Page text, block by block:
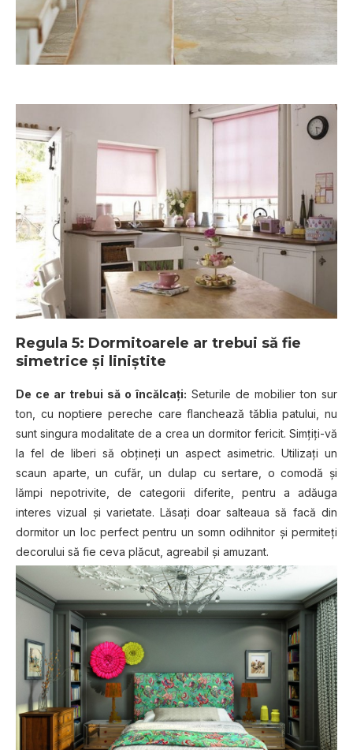
Regula 5: Dormitoarele ar trebui să fie
simetrice și liniștite
De ce ar trebui să o încălcați: Seturile de mobilier ton sur
ton, cu noptiere pereche care flanchează tăblia patului, nu
sunt singura modalitate de a crea un dormitor fericit. Simțiți-vă
la fel de liberi să obțineți un aspect asimetric. Utilizați un
scaun aparte, un cufăr, un dulap cu sertare, o comodă și
lămpi nepotrivite, de categorii diferite, pentru a adăuga
interes vizual și varietate. Lăsați doar salteaua să facă din
dormitor un loc perfect pentru un somn odihnitor și permiteți
decorului să fie ceva plăcut, agreabil și amuzant.